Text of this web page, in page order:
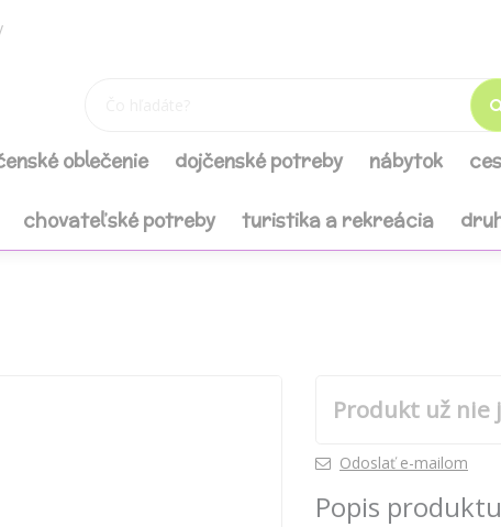
oblečenie dojčenské potreby nábytok
chovateľské potreby turistika a rekreácia
Produkt už nie
Odoslať e-mailom
Popis produktu